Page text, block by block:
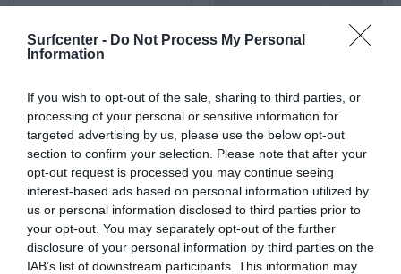
Surfcenter - Do Not Process My Personal
Information
If you wish to opt-out of the sale, sharing to third parties, or
processing of your personal or sensitive information for
targeted advertising by us, please use the below opt-out
section to confirm your selection. Please note that after your
opt-out request is processed you may continue seeing
interest-based ads based on personal information utilized by
us or personal information disclosed to third parties prior to
your opt-out. You may separately opt-out of the further
disclosure of your personal information by third parties on the
IAB’s list of downstream participants. This information may
15,00€
Ιμάντες 4μ σετ 2 τεμαχίων SurfCenter
Ιμάντες 4μ σετ 2 τεμαχίων SurfCenter Υψηλής
ποιότητας ιμάντες από πολυεστέρα. Τρομερά
ανθε..
15,00€
Δέστρα για windsurf
ρυθμιζόμενη Μαύρη
SIDEON
19,00€
Επισκευαστικό υλικό
στιγμής για EPX σανίδες 2
στοιχείων 56gr
14,00€